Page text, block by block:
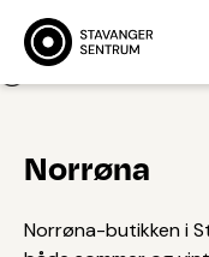
Norrøna
Norrøna-butikken i